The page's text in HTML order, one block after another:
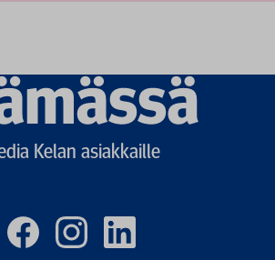
Kelan asiakkaille